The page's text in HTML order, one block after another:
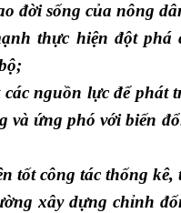
đời sống của nông
thực hiện đột phá
nguồn lực để phát
và ứng phó với biến
tốt công tác thống
xây dựng chỉnh